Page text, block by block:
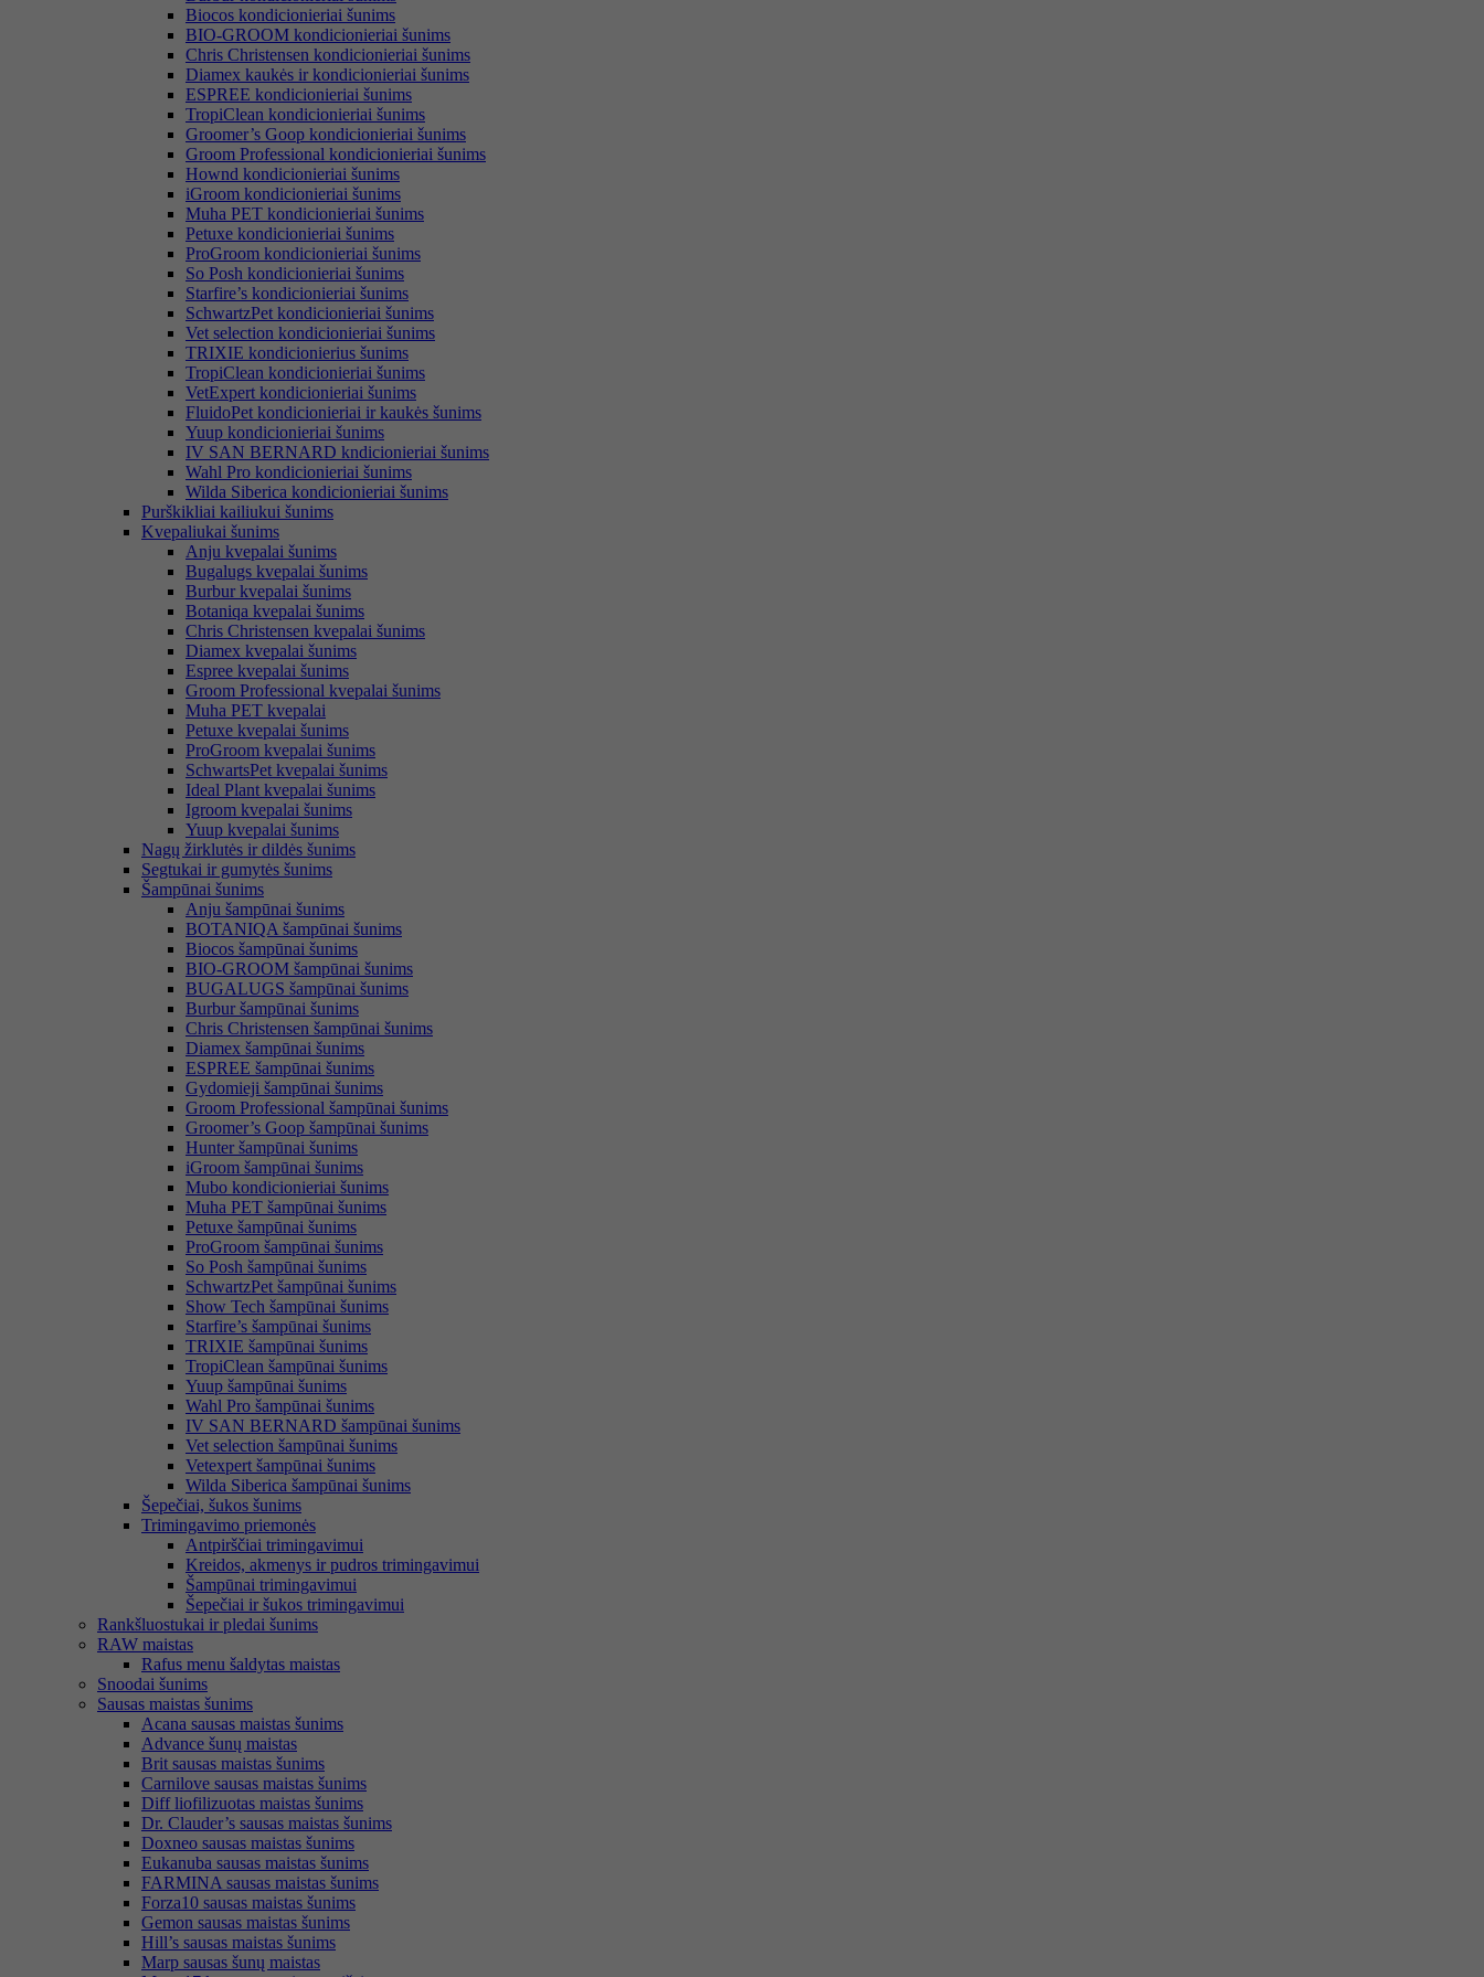
Biocos kondicionieriai šunims
BIO-GROOM kondicionieriai šunims
Chris Christensen kondicionieriai šunims
Diamex kaukės ir kondicionieriai šunims
ESPREE kondicionieriai šunims
TropiClean kondicionieriai šunims
Groomer’s Goop kondicionieriai šunims
Groom Professional kondicionieriai šunims
Hownd kondicionieriai šunims
iGroom kondicionieriai šunims
Muha PET kondicionieriai šunims
Petuxe kondicionieriai šunims
ProGroom kondicionieriai šunims
So Posh kondicionieriai šunims
Starfire’s kondicionieriai šunims
SchwartzPet kondicionieriai šunims
Vet selection kondicionieriai šunims
TRIXIE kondicionierius šunims
TropiClean kondicionieriai šunims
VetExpert kondicionieriai šunims
FluidoPet kondicionieriai ir kaukės šunims
Yuup kondicionieriai šunims
IV SAN BERNARD kndicionieriai šunims
Wahl Pro kondicionieriai šunims
Wilda Siberica kondicionieriai šunims
Purškikliai kailiukui šunims
Kvepaliukai šunims
Anju kvepalai šunims
Bugalugs kvepalai šunims
Burbur kvepalai šunims
Botaniqa kvepalai šunims
Chris Christensen kvepalai šunims
Diamex kvepalai šunims
Espree kvepalai šunims
Groom Professional kvepalai šunims
Muha PET kvepalai
Petuxe kvepalai šunims
ProGroom kvepalai šunims
SchwartsPet kvepalai šunims
Ideal Plant kvepalai šunims
Igroom kvepalai šunims
Yuup kvepalai šunims
Nagų žirklutės ir dildės šunims
Segtukai ir gumytės šunims
Šampūnai šunims
Anju šampūnai šunims
BOTANIQA šampūnai šunims
Biocos šampūnai šunims
BIO-GROOM šampūnai šunims
BUGALUGS šampūnai šunims
Burbur šampūnai šunims
Chris Christensen šampūnai šunims
Diamex šampūnai šunims
ESPREE šampūnai šunims
Gydomieji šampūnai šunims
Groom Professional šampūnai šunims
Groomer’s Goop šampūnai šunims
Hunter šampūnai šunims
iGroom šampūnai šunims
Mubo kondicionieriai šunims
Muha PET šampūnai šunims
Petuxe šampūnai šunims
ProGroom šampūnai šunims
So Posh šampūnai šunims
SchwartzPet šampūnai šunims
Show Tech šampūnai šunims
Starfire’s šampūnai šunims
TRIXIE šampūnai šunims
TropiClean šampūnai šunims
Yuup šampūnai šunims
Wahl Pro šampūnai šunims
IV SAN BERNARD šampūnai šunims
Vet selection šampūnai šunims
Vetexpert šampūnai šunims
Wilda Siberica šampūnai šunims
Šepečiai, šukos šunims
Trimingavimo priemonės
Antpirščiai trimingavimui
Kreidos, akmenys ir pudros trimingavimui
Šampūnai trimingavimui
Šepečiai ir šukos trimingavimui
Rankšluostukai ir pledai šunims
RAW maistas
Rafus menu šaldytas maistas
Snoodai šunims
Sausas maistas šunims
Acana sausas maistas šunims
Advance šunų maistas
Brit sausas maistas šunims
Carnilove sausas maistas šunims
Diff liofilizuotas maistas šunims
Dr. Clauder’s sausas maistas šunims
Doxneo sausas maistas šunims
Eukanuba sausas maistas šunims
FARMINA sausas maistas šunims
Forza10 sausas maistas šunims
Gemon sausas maistas šunims
Hill’s sausas maistas šunims
Marp sausas šunų maistas